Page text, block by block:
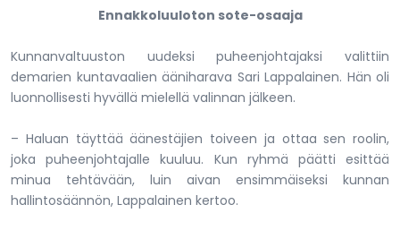
Ennakkoluuloton sote-osaaja
Kunnanvaltuuston uudeksi puheenjohtajaksi valittiin
demarien kuntavaalien ääniharava Sari Lappalainen. Hän oli
luonnollisesti hyvällä mielellä valinnan jälkeen.
– Haluan täyttää äänestäjien toiveen ja ottaa sen roolin,
joka puheenjohtajalle kuuluu. Kun ryhmä päätti esittää
minua tehtävään, luin aivan ensimmäiseksi kunnan
hallintosäännön, Lappalainen kertoo.